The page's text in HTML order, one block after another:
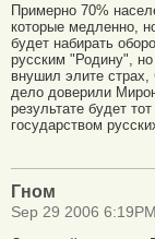
Примерно 70%
которые медленно,
будет набирать
русским "Родину", но
внушил элите страх,
дело доверили
результате будет
государством
Гном
Sep 29 2006 6:19PM